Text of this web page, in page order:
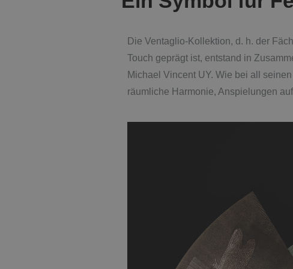
Die Ventaglio-Kollektion, d. h. der
Touch geprägt ist, entstand in
Michael Vincent UY. Wie bei all
räumliche Harmonie, Anspielungen